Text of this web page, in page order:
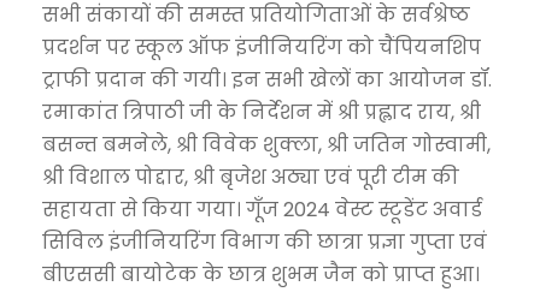
सभी संकायों की समस्त प्रतियोगिताओं के सर्वश्रेष्ठ
प्रदर्शन पर स्कूल ऑफ इंजीनियरिंग को चैंपियनशिप
ट्राफी प्रदान की गयी। इन सभी खेलों का आयोजन डॉ.
रमाकांत त्रिपाठी जी के निर्देशन में श्री प्रह्लाद राय, श्री
बसन्त बमनेले, श्री विवेक शुक्ला, श्री जतिन गोस्वामी,
श्री विशाल पोद्दार, श्री बृजेश अठ्या एवं पूरी टीम की
सहायता से किया गया। गूँज 2024 वेस्ट स्टूडेंट अवार्ड
सिविल इंजीनियरिंग विभाग की छात्रा प्रज्ञा गुप्ता एवं
बीएससी बायोटेक के छात्र शुभम जैन को प्राप्त हुआ।